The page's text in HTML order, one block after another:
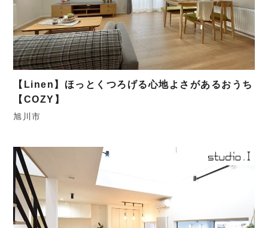
【Linen】ほっとくつろげる心地よさがあるおうち
【COZY】
旭川市